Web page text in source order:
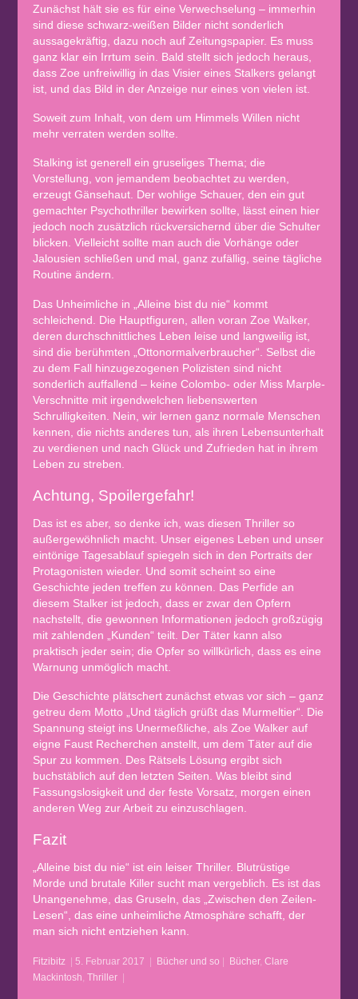
Zunächst hält sie es für eine Verwechselung – immerhin
sind diese schwarz-weißen Bilder nicht sonderlich
aussagekräftig, dazu noch auf Zeitungspapier. Es muss
ganz klar ein Irrtum sein. Bald stellt sich jedoch heraus,
dass Zoe unfreiwillig in das Visier eines Stalkers gelangt
ist, und das Bild in der Anzeige nur eines von vielen ist.
Soweit zum Inhalt, von dem um Himmels Willen nicht
mehr verraten werden sollte.
Stalking ist generell ein gruseliges Thema; die
Vorstellung, von jemandem beobachtet zu werden,
erzeugt Gänsehaut. Der wohlige Schauer, den ein gut
gemachter Psychothriller bewirken sollte, lässt einen hier
jedoch noch zusätzlich rückversichernd über die Schulter
blicken. Vielleicht sollte man auch die Vorhänge oder
Jalousien schließen und mal, ganz zufällig, seine tägliche
Routine ändern.
Das Unheimliche in „Alleine bist du nie“ kommt
schleichend. Die Hauptfiguren, allen voran Zoe Walker,
deren durchschnittliches Leben leise und langweilig ist,
sind die berühmten „Ottonormalverbraucher“. Selbst die
zu dem Fall hinzugezogenen Polizisten sind nicht
sonderlich auffallend – keine Colombo- oder Miss Marple-
Verschnitte mit irgendwelchen liebenswerten
Schrulligkeiten. Nein, wir lernen ganz normale Menschen
kennen, die nichts anderes tun, als ihren Lebensunterhalt
zu verdienen und nach Glück und Zufrieden hat in ihrem
Leben zu streben.
Achtung, Spoilergefahr!
Das ist es aber, so denke ich, was diesen Thriller so
außergewöhnlich macht. Unser eigenes Leben und unser
eintönige Tagesablauf spiegeln sich in den Portraits der
Protagonisten wieder. Und somit scheint so eine
Geschichte jeden treffen zu können. Das Perfide an
diesem Stalker ist jedoch, dass er zwar den Opfern
nachstellt, die gewonnen Informationen jedoch großzügig
mit zahlenden „Kunden“ teilt. Der Täter kann also
praktisch jeder sein; die Opfer so willkürlich, dass es eine
Warnung unmöglich macht.
Die Geschichte plätschert zunächst etwas vor sich – ganz
getreu dem Motto „Und täglich grüßt das Murmeltier“. Die
Spannung steigt ins Unermeßliche, als Zoe Walker auf
eigne Faust Recherchen anstellt, um dem Täter auf die
Spur zu kommen. Des Rätsels Lösung ergibt sich
buchstäblich auf den letzten Seiten. Was bleibt sind
Fassungslosigkeit und der feste Vorsatz, morgen einen
anderen Weg zur Arbeit zu einzuschlagen.
Fazit
„Alleine bist du nie“ ist ein leiser Thriller. Blutrüstige
Morde und brutale Killer sucht man vergeblich. Es ist das
Unangenehme, das Gruseln, das „Zwischen den Zeilen-
Lesen“, das eine unheimliche Atmosphäre schafft, der
man sich nicht entziehen kann.
Fitzibitz 5. Februar 2017 Bücher und so Bücher, Clare
Mackintosh Thriller